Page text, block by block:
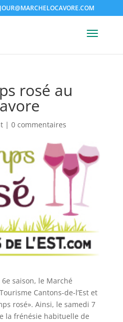
rosé au
| 0 commentaires
saison, le Marché
Cantons-de-l’Est et
rosé». Ainsi, le samedi 7
la frénésie habituelle de